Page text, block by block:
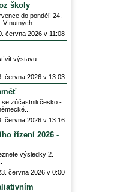
školy
do pondělí 24.
V nutných
června 2026 v 11:08
výstavu
června 2026 v 13:03
se zúčastnili česko -
června 2026 v 13:16
řízení 2026 -
výsledky 2.
června 2026 v 0:00